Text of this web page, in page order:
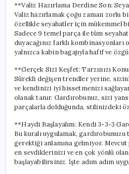
**Valiz Hazırlama Derdine Son:
Valiz hazırlamak çoğu zaman zorlu
özellikle seyahatler için mükemmel
Sadece 9 temel parça ile tüm
duyacağınız farklı kombinasyonları
yalnızca kabin bagajıyla hafif ve
**Gerçek Sizi Keşfet: Tarzınızı
Sürekli değişen trendler yerine,
ve kendinizi iyi hissetmenizi
olanak tanır. Gardırobunuz, sizi
parçalarla dolduğunda, stilinizdeki
**Haydi Başlayalım: Kendi 3-3-3
Bu kuralı uygulamak,
gerektiği anlamına gelmiyor. Mevcut
en sevdiklerinizi ve en çok yönlü
başlayabilirsiniz. İşte adım adım